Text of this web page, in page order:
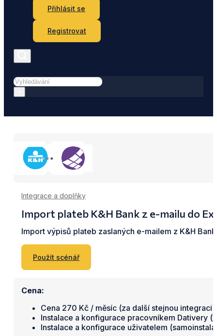
Přihlásit se
Registrovat
Hledat
Integrace a doplňky
Import plateb K&H Bank z e-mailu do
Import výpisů plateb zaslaných e-mailem z K&H
Použít scénář
Cena:
Cena 270 Kč / měsíc (za další stejnou integraci
Instalace a konfigurace pracovníkem Dativery (
Instalace a konfigurace uživatelem